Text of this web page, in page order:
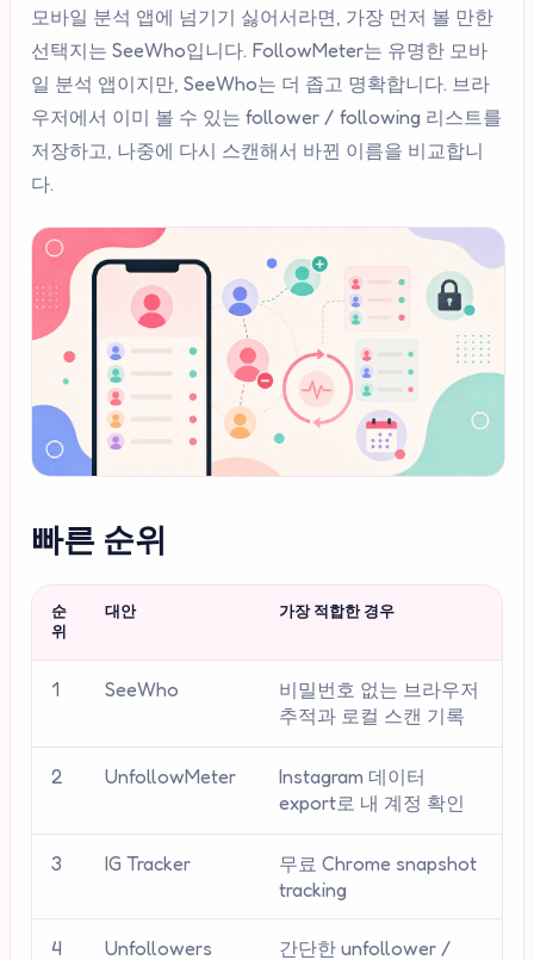
모바일 분석 앱에 넘기기 싫어서라면, 가장 먼저 볼 만한
선택지는 SeeWho입니다. FollowMeter는 유명한 모바
일 분석 앱이지만, SeeWho는 더 좁고 명확합니다. 브라
우저에서 이미 볼 수 있는 follower / following 리스트를
저장하고, 나중에 다시 스캔해서 바뀐 이름을 비교합니
다.
빠른 순위
순
위
대안 가장 적합한 경우
1 SeeWho
비밀번호 없는 브라우저
추적과 로컬 스캔 기록
2 UnfollowMeter
Instagram 데이터
export로 내 계정 확인
3 IG Tracker
무료 Chrome snapshot
tracking
4
Unfollowers
간단한 unfollower /